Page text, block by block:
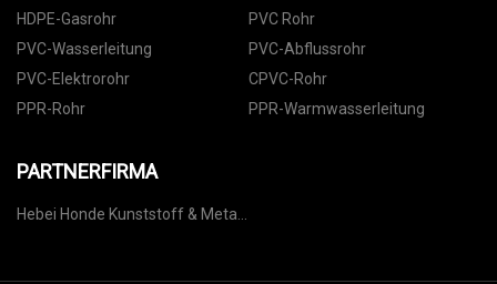
HDPE-Gasrohr
PVC Rohr
PVC-Wasserleitung
PVC-Abflussrohr
PVC-Elektrorohr
CPVC-Rohr
PPR-Rohr
PPR-Warmwasserleitung
PARTNERFIRMA
Hebei Honde Kunststoff & Metall